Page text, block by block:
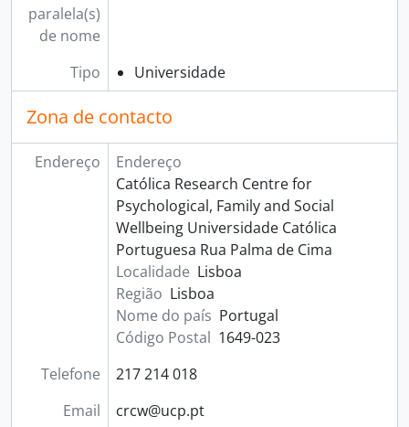
paralela(s)
de nome
Tipo Universidade
Zona de contacto
Endereço
Endereço
Católica Research Centre for
Psychological, Family and Social
Wellbeing Universidade Católica
Portuguesa Rua Palma de Cima
Localidade Lisboa
Região Lisboa
Nome do país Portugal
Código Postal 1649-023
Telefone
217 214 018
Email
crcw@ucp.pt